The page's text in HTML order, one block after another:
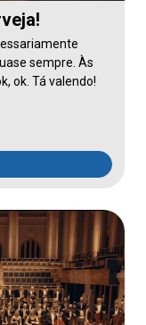
sempre. Às
ok. Tá valendo!